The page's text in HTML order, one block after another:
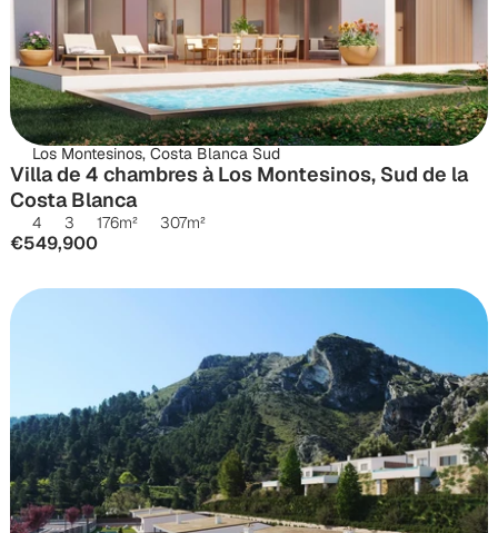
Los Montesinos, Costa Blanca Sud
Villa de 4 chambres à Los Montesinos, Sud de la
Costa Blanca
4 3 176m² 307m²
€549,900